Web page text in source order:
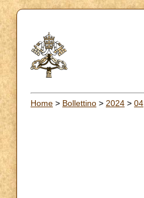
Home > Bollettino > 2024 > 04